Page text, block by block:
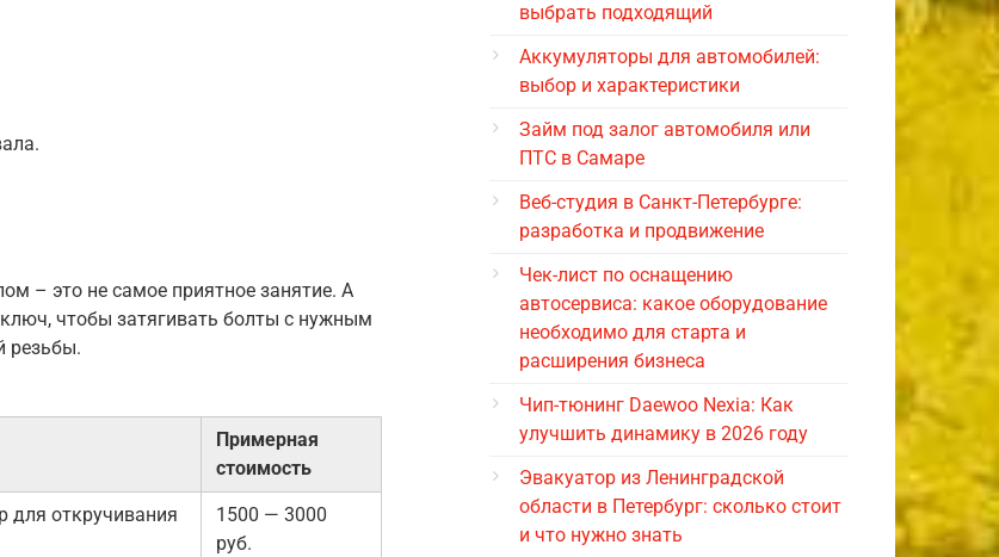
– это не самое приятное занятие. А
чтобы затягивать болты с нужным
резьбы.
Примерная
стоимость
для откручивания
1500 — 3000
руб.
выбрать подходящий
Аккумуляторы для автомобилей:
выбор и характеристики
Займ под залог автомобиля или
ПТС в Самаре
Веб-студия в Санкт-Петербурге:
разработка и продвижение
Чек-лист по оснащению
автосервиса: какое оборудование
необходимо для старта и
расширения бизнеса
Чип-тюнинг Daewoo Nexia: Как
улучшить динамику в 2026 году
Эвакуатор из Ленинградской
области в Петербург: сколько стоит
и что нужно знать